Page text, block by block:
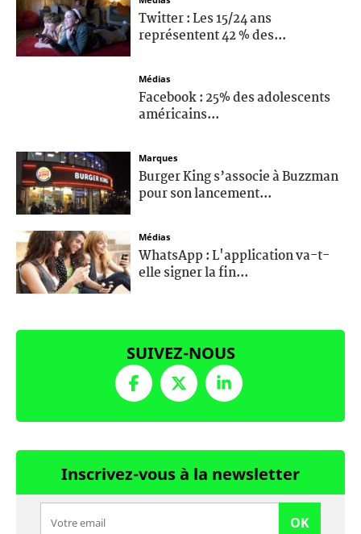
Twitter : Les 15/24 ans
représentent 42 % des...
Médias
Facebook : 25% des adolescents
américains...
Marques
Burger King s’associe à Buzzman
pour son lancement...
Médias
WhatsApp : L'application va-t-
elle signer la fin...
SUIVEZ-NOUS
Inscrivez-vous à la newsletter
OK